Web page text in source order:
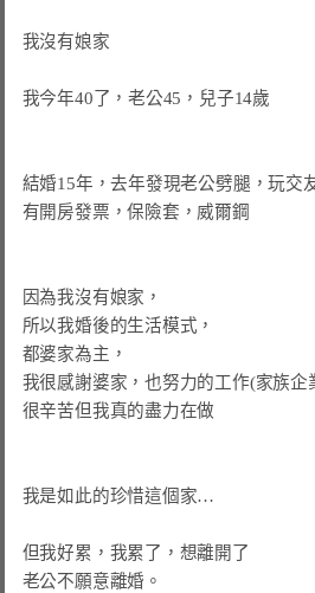
我沒有娘家
我今年40了，老公45，兒子14歲
結婚15年，去年發現老公劈腿，玩交
有開房發票，保險套，威爾鋼
因為我沒有娘家，
所以我婚後的生活模式，
都婆家為主，
我很感謝婆家，也努力的工作(家族企
很辛苦但我真的盡力在做
我是如此的珍惜這個家…
但我好累，我累了，想離開了
老公不願意離婚。